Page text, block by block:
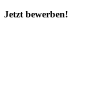
Jetzt bewerben!